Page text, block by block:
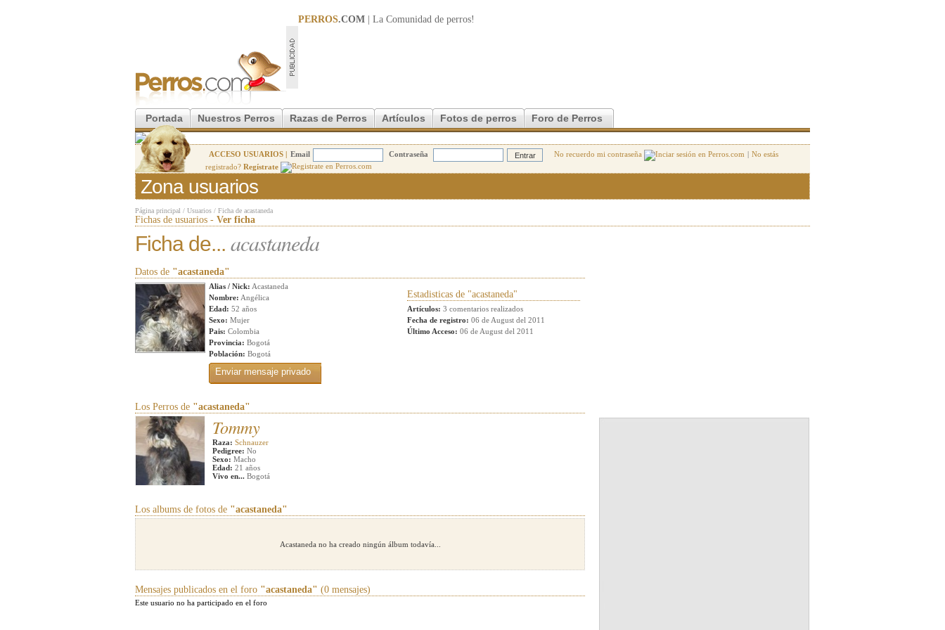
PERROS.COM | La Comunidad de perros!
Portada Nuestros Perros Razas de Perros Artículos Fotos de perros Foro de Perros
ACCESO USUARIOS | Email Contraseña No recuerdo mi contraseña | No estás
registrado? Regístrate
Zona usuarios
Página principal / Usuarios / Ficha de acastaneda
Fichas de usuarios - Ver ficha
Ficha de... acastaneda
Datos de "acastaneda"
Alias / Nick: Acastaneda
Nombre: Angélica
Edad: 52 años
Sexo: Mujer
Pais: Colombia
Provincia: Bogotá
Población: Bogotá
Estadisticas de "acastaneda"
Artículos: 3 comentarios realizados
Fecha de registro: 06 de August del 2011
Último Acceso: 06 de August del 2011
Los Perros de "acastaneda"
Tommy
Raza: Schnauzer
Pedigree: No
Sexo: Macho
Edad: 21 años
Vivo en... Bogotá
Los albums de fotos de "acastaneda"
Acastaneda no ha creado ningún álbum todavía...
Mensajes publicados en el foro "acastaneda" (0 mensajes)
Este usuario no ha participado en el foro